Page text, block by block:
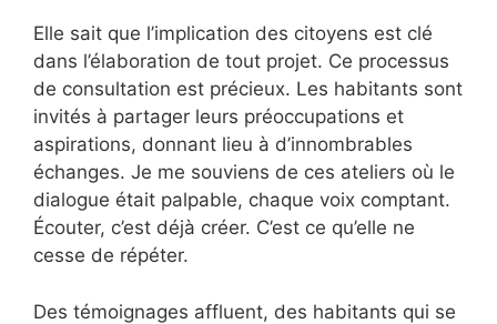
Elle sait que l’implication des citoyens est clé
dans l’élaboration de tout projet. Ce processus
de consultation est précieux. Les habitants sont
invités à partager leurs préoccupations et
aspirations, donnant lieu à d’innombrables
échanges. Je me souviens de ces ateliers où le
dialogue était palpable, chaque voix comptant.
Écouter, c’est déjà créer. C’est ce qu’elle ne
cesse de répéter.
Des témoignages affluent, des habitants qui se